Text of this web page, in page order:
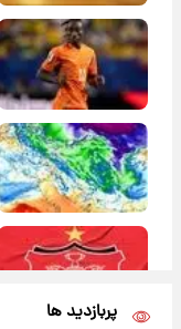
پربازدید ها